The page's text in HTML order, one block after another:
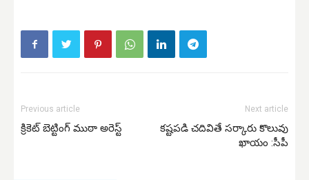
Previous article
క్రికెట్ బెట్టింగ్ ముఠా అరెస్ట్
Next article
కష్టపడి చదివితే సర్కారు కొలువు
ఖాయం :సీపీ